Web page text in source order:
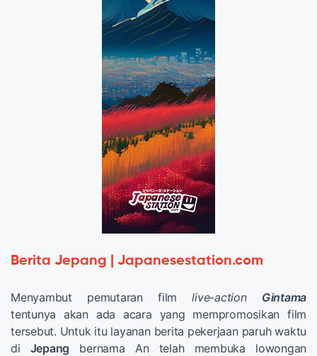
Berita Jepang | Japanesestation.com
Menyambut pemutaran filmlive-action Gintama
tentunya akan ada acara yang mempromosikan film
tersebut. Untuk itu layanan berita pekerjaan paruh waktu
di Jepang bernama An telah membuka lowongan